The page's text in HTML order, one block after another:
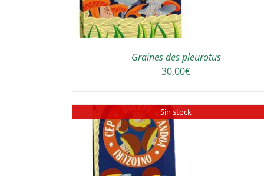
Graines des pleurotus
30,00€
Sin stock